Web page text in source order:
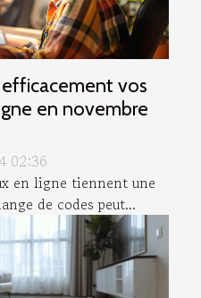
vos
en novembre
02:36
en ligne tiennent une
de codes peut...